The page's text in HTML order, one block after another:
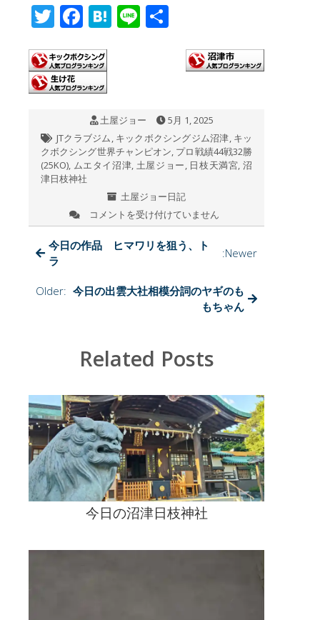
T
tt
er
F
e
b
o
o
k
H
a
Li
土屋ジョー
5月 1, 2025
JTクラブジム, キックボクシングジム沼津, キッ
クボクシング世界チャンピオン, プロ戦績44戦32勝
(25KO), ムエタイ沼津, 土屋ジョー, 日枝天満宮,沼
津日枝神社
土屋ジョー日記
今
日
の
日
枝
コメントを受け付けていません
今日の作品 ヒマワリを狙う、ト
ラ
:Newer
Older: 今日の出雲大社相模分詞のヤギのも
もちゃん
Related Posts
今日の沼津日枝神社